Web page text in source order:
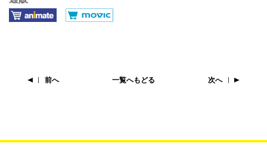
前へ 一覧へもどる 次へ